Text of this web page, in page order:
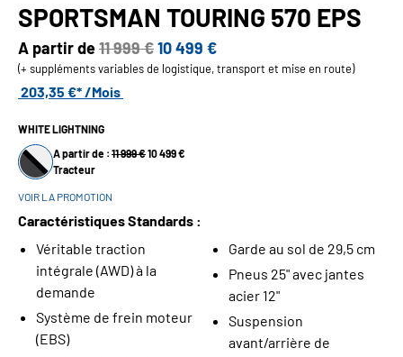
SPORTSMAN TOURING 570 EPS
A partir de11 999 €10 499 €
(+ suppléments variables de logistique, transport et mise en route)
203,35 €* /Mois
WHITE LIGHTNING
A partir de : 11 999 €10 499 €
Tracteur
VOIR LA PROMOTION
Caractéristiques Standards :
Véritable traction
intégrale (AWD) à la
demande
Système de frein moteur
(EBS)
Garde au sol de 29,5 cm
Pneus 25" avec jantes
acier 12"
Suspension
avant/arrière de